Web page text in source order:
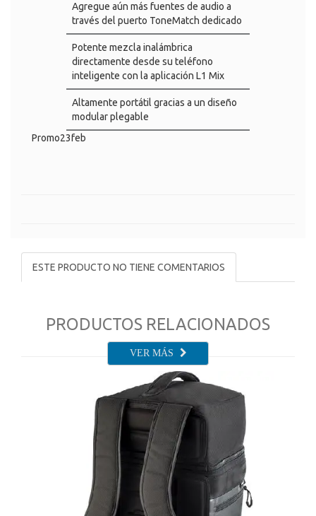
Agregue aún más fuentes de audio a
través del puerto ToneMatch dedicado
Potente mezcla inalámbrica
directamente desde su teléfono
inteligente con la aplicación L1 Mix
Altamente portátil gracias a un diseño
modular plegable
Promo23feb
ESTE PRODUCTO NO TIENE COMENTARIOS
PRODUCTOS RELACIONADOS
VER MÁS